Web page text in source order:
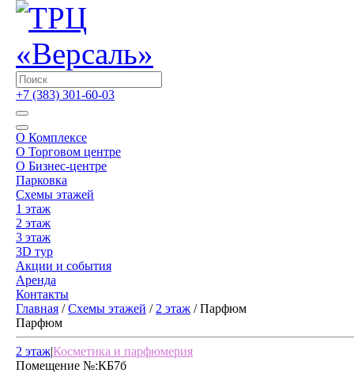
+7 (383) 301-60-03
О Комплексе
О Торговом центре
О Бизнес-центре
Парковка
Схемы этажей
1 этаж
2 этаж
3 этаж
3D тур
Акции и cобытия
Аренда
Контакты
Главная /Схемы этажей / 2 этаж /Парфюм
Парфюм
2 этаж|Косметика и парфюмерия
Помещение №:КБ7б